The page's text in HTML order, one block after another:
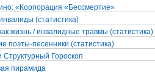
«Корпорация «Бессмертие»
(статистика)
жизнь / инвалидные травмы (статистика)
поэты-песенники (статистика)
Структурный Гороскоп
пирамида